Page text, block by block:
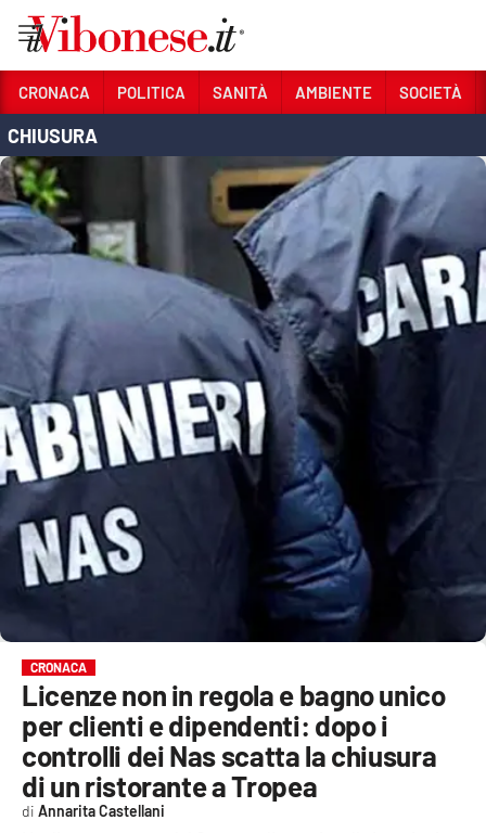
Sezioni
CRONACA
POLITICA
SANITÀ
SOCIETÀ
CULTURA
ECONOMIA E LAVORO
EVENTI
SPORT
LAC TV
LAC NETWORK
LAC ONAIR
LaC
Network
CRONACA POLITICA SANITÀ AMBIENTE SOCIETÀ
CHIUSURA
CRONACA
Licenze non in regola e bagno unico
per clienti e dipendenti: dopo i
controlli dei Nas scatta la chiusura
di un ristorante a Tropea
Annarita Castellani